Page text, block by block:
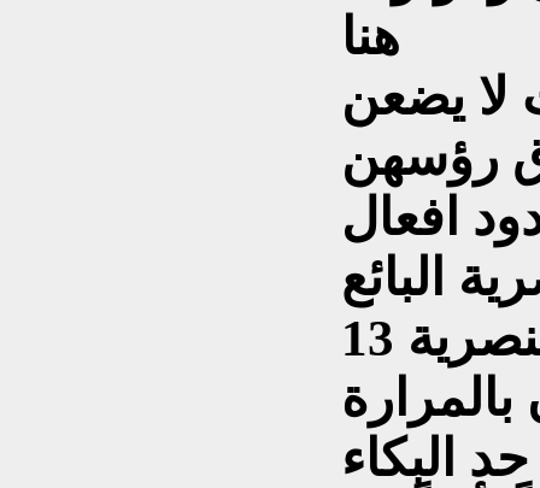
هنا
لا يضعن
رؤسهن
افعال
البائع
ولكن نسبة المعارضين للعنصرية 13
بالمرارة
البكاء